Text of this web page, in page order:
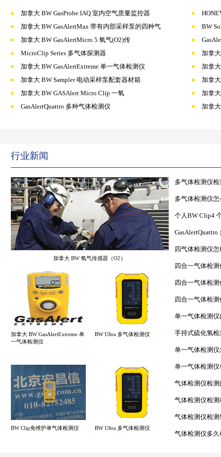
加拿大 BW GasProbe IAQ 室内空气质量监控器
加拿大 BW GasAlertMax 带有内部采样泵的四种气
BW
加拿大 BW GasAlertMicro 5 氧气(O2)传
MicroClip Series 多气体探测器
加拿
加拿大 BW GasAlertExtreme 单一气体检测仪
加拿
加拿大 BW Sampler 电动采样泵配套器材箱
加拿
加拿大 BW GASAlert Micro Clip 一氧
加拿
GasAlertQuattro 多种气体检测仪
加拿
行业新闻
加拿大 BW 氧气传感器（O2）
加拿大 BW GasAlertExtreme 单
一气体检测仪
BW Ultra 多气体检测仪
BW Clip免维护单气体检测仪 BW Ultra 多气体检测仪
多气体检测仪
多气体检测仪
个人BW Clip4
四气体检测仪
四合一气体检测
四合一气体检
四合一气体检
单一气体检测
手持式硫化氢
单一气体检测
单一气体检测
气体检测仪检
气体检测仪检
气体检测仪检测
气体检测仪多